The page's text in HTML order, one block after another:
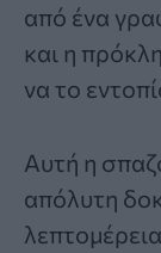
από ένα
και η
να το
Αυτή η
απόλυτη
λεπτομέρεια.